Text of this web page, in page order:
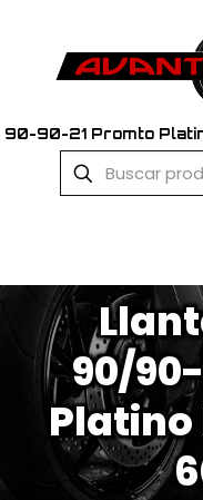
90-90-21 Promto
90/
Platino